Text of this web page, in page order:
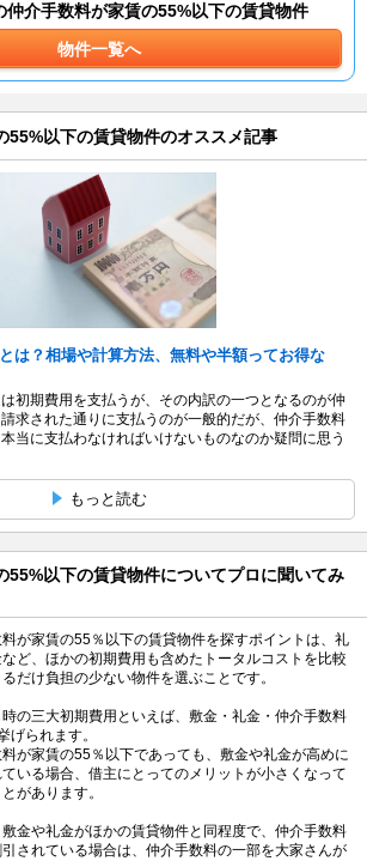
仲介手数料が家賃の55%以下の賃貸物件
物件一覧へ
55%以下の賃貸物件のオススメ記事
は？相場や計算方法、無料や半額ってお得な
初期費用を支払うが、その内訳の一つとなるのが仲
求された通りに支払うのが一般的だが、仲介手数料
当に支払わなければいけないものなのか疑問に思う
もっと読む
55%以下の賃貸物件についてプロに聞いてみ
が家賃の55％以下の賃貸物件を探すポイントは、礼
ど、ほかの初期費用も含めたトータルコストを比較
るだけ負担の少ない物件を選ぶことです。
時の三大初期費用といえば、敷金・礼金・仲介手数料
げられます。
が家賃の55％以下であっても、敷金や礼金が高めに
いる場合、借主にとってのメリットが小さくなって
があります。
金や礼金がほかの賃貸物件と同程度で、仲介手数料
されている場合は、仲介手数料の一部を大家さんが